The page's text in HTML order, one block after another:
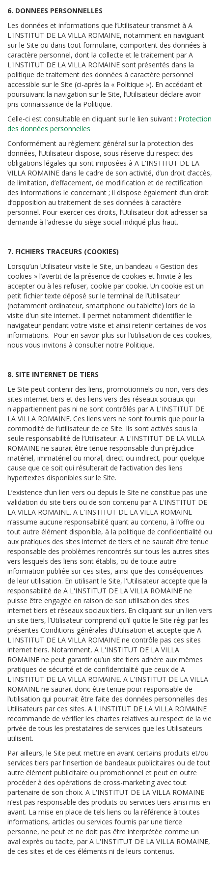
6. DONNEES PERSONNELLES
Les données et informations que l’Utilisateur transmet à A
L'INSTITUT DE LA VILLA ROMAINE, notamment en naviguant
sur le Site ou dans tout formulaire, comportent des données à
caractère personnel, dont la collecte et le traitement par A
L'INSTITUT DE LA VILLA ROMAINE sont présentés dans la
politique de traitement des données à caractère personnel
accessible sur le Site (ci-après la « Politique »). En accédant et
poursuivant la navigation sur le Site, l’Utilisateur déclare avoir
pris connaissance de la Politique.
Celle-ci est consultable en cliquant sur le lien suivant : Protection
des données personnelles
Conformément au règlement général sur la protection des
données, l’Utilisateur dispose, sous réserve du respect des
obligations légales qui sont imposées à A L'INSTITUT DE LA
VILLA ROMAINE dans le cadre de son activité, d’un droit d’accès,
de limitation, d’effacement, de modification et de rectification
des informations le concernant ; il dispose également d’un droit
d’opposition au traitement de ses données à caractère
personnel. Pour exercer ces droits, l’Utilisateur doit adresser sa
demande à l’adresse du siège social indiqué plus haut.
7. FICHIERS TRACEURS (COOKIES)
Lorsqu’un Utilisateur visite le Site, un bandeau « Gestion des
cookies » l’avertit de la présence de cookies et l’invite à les
accepter ou à les refuser, cookie par cookie. Un cookie est un
petit fichier texte déposé sur le terminal de l’Utilisateur
(notamment ordinateur, smartphone ou tablette) lors de la
visite d'un site internet. Il permet notamment d’identifier le
navigateur pendant votre visite et ainsi retenir certaines de vos
informations. Pour en savoir plus sur l’utilisation de ces cookies,
nous vous invitons à consulter notre Politique.
8. SITE INTERNET DE TIERS
Le Site peut contenir des liens, promotionnels ou non, vers des
sites internet tiers et des liens vers des réseaux sociaux qui
n'appartiennent pas ni ne sont contrôlés par A L'INSTITUT DE
LA VILLA ROMAINE. Ces liens vers ne sont fournis que pour la
commodité de l’utilisateur de ce Site. Ils sont activés sous la
seule responsabilité de l’Utilisateur. A L'INSTITUT DE LA VILLA
ROMAINE ne saurait être tenue responsable d’un préjudice
matériel, immatériel ou moral, direct ou indirect, pour quelque
cause que ce soit qui résulterait de l’activation des liens
hypertextes disponibles sur le Site.
L’existence d’un lien vers ou depuis le Site ne constitue pas une
validation du site tiers ou de son contenu par A L'INSTITUT DE
LA VILLA ROMAINE. A L'INSTITUT DE LA VILLA ROMAINE
n’assume aucune responsabilité quant au contenu, à l’offre ou
tout autre élément disponible, à la politique de confidentialité ou
aux pratiques des sites internet de tiers et ne saurait être tenue
responsable des problèmes rencontrés sur tous les autres sites
vers lesquels des liens sont établis, ou de toute autre
information publiée sur ces sites, ainsi que des conséquences
de leur utilisation. En utilisant le Site, l'Utilisateur accepte que la
responsabilité de A L'INSTITUT DE LA VILLA ROMAINE ne
puisse être engagée en raison de son utilisation des sites
internet tiers et réseaux sociaux tiers. En cliquant sur un lien vers
un site tiers, l’Utilisateur comprend qu’il quitte le Site régi par les
présentes Conditions générales d’Utilisation et accepte que A
L'INSTITUT DE LA VILLA ROMAINE ne contrôle pas ces sites
internet tiers. Notamment, A L'INSTITUT DE LA VILLA
ROMAINE ne peut garantir qu’un site tiers adhère aux mêmes
pratiques de sécurité et de confidentialité que ceux de A
L'INSTITUT DE LA VILLA ROMAINE. A L'INSTITUT DE LA VILLA
ROMAINE ne saurait donc être tenue pour responsable de
l’utilisation qui pourrait être faite des données personnelles des
Utilisateurs par ces sites. A L'INSTITUT DE LA VILLA ROMAINE
recommande de vérifier les chartes relatives au respect de la vie
privée de tous les prestataires de services que les Utilisateurs
utilisent.
Par ailleurs, le Site peut mettre en avant certains produits et/ou
services tiers par l’insertion de bandeaux publicitaires ou de tout
autre élément publicitaire ou promotionnel et peut en outre
procéder à des opérations de cross-marketing avec tout
partenaire de son choix. A L'INSTITUT DE LA VILLA ROMAINE
n’est pas responsable des produits ou services tiers ainsi mis en
avant. La mise en place de tels liens ou la référence à toutes
informations, articles ou services fournis par une tierce
personne, ne peut et ne doit pas être interprétée comme un
aval exprès ou tacite, par A L'INSTITUT DE LA VILLA ROMAINE,
de ces sites et de ces éléments ni de leurs contenus.